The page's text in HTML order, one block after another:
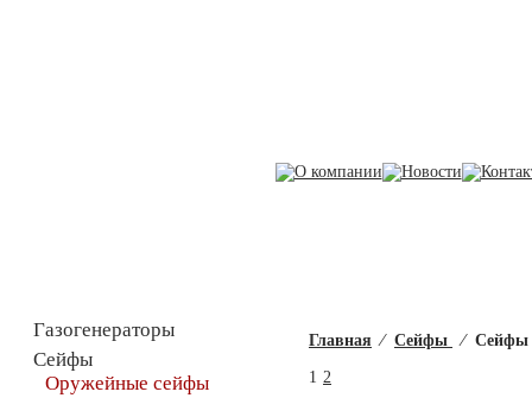
Главная ⁄ Сейфы ⁄ Сейфы
1 2
Газогенераторы
Сейфы
Оружейные сейфы